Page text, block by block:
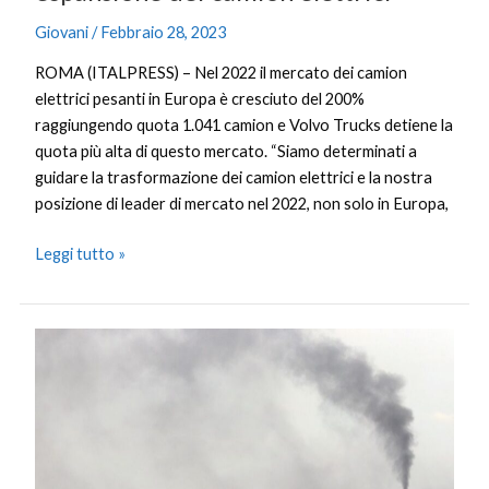
Giovani/Febbraio 28, 2023
ROMA (ITALPRESS) – Nel 2022 il mercato dei camion
elettrici pesanti in Europa è cresciuto del 200%
raggiungendo quota 1.041 camion e Volvo Trucks detiene la
quota più alta di questo mercato. “Siamo determinati a
guidare la trasformazione dei camion elettrici e la nostra
posizione di leader di mercato nel 2022, non solo in Europa,
Leggi tutto »